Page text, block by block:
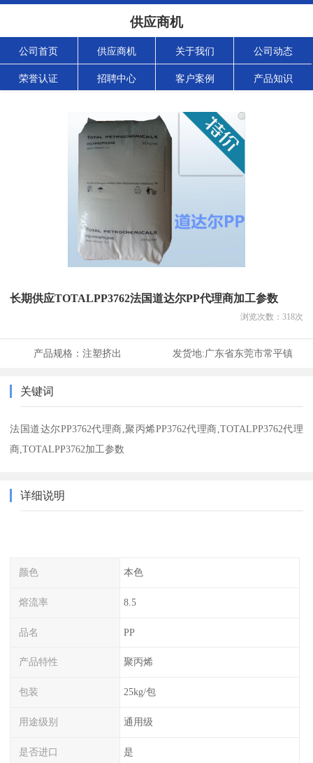
供应商机
公司首页 供应商机 关于我们 公司动态
荣誉认证 招聘中心 客户案例 产品知识
长期供应TOTALPP3762法国道达尔PP代理商加工参数
浏览次数： 318次
产品规格： 注塑挤出 发货地:广东省东莞市常平镇
关键词
法国道达尔PP3762代理商,聚丙烯PP3762代理商,TOTALPP3762代理
商,TOTALPP3762加工参数
详细说明
颜色 本色
熔流率 8.5
品名 PP
产品特性 聚丙烯
包装 25kg/包
用途级别 通用级
是否进口 是